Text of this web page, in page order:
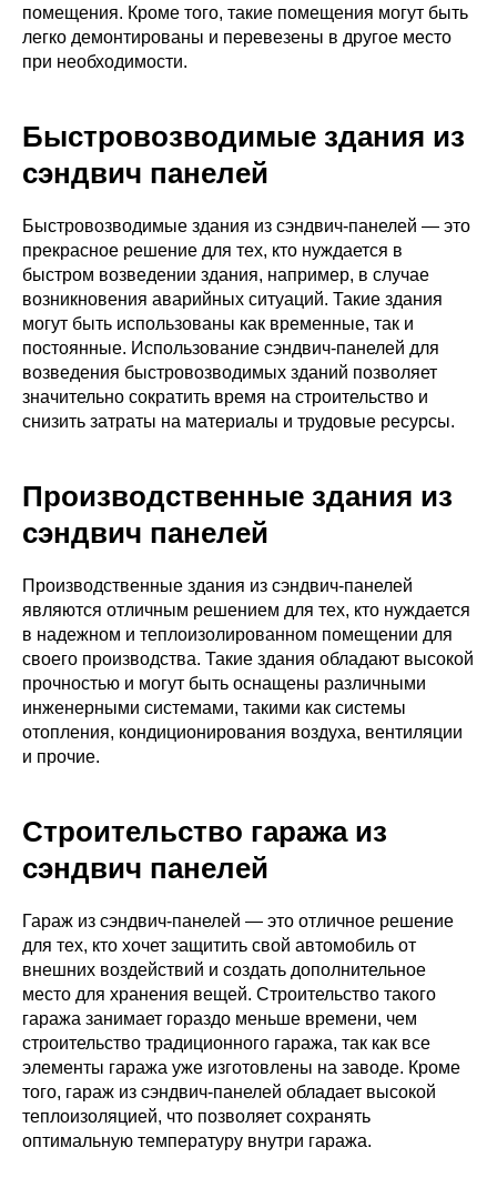
помещения. Кроме того, такие помещения могут быть
легко демонтированы и перевезены в другое место
при необходимости.
Быстровозводимые здания из
сэндвич панелей
Быстровозводимые здания из сэндвич-панелей — это
прекрасное решение для тех, кто нуждается в
быстром возведении здания, например, в случае
возникновения аварийных ситуаций. Такие здания
могут быть использованы как временные, так и
постоянные. Использование сэндвич-панелей для
возведения быстровозводимых зданий позволяет
значительно сократить время на строительство и
снизить затраты на материалы и трудовые ресурсы.
Производственные здания из
сэндвич панелей
Производственные здания из сэндвич-панелей
являются отличным решением для тех, кто нуждается
в надежном и теплоизолированном помещении для
своего производства. Такие здания обладают высокой
прочностью и могут быть оснащены различными
инженерными системами, такими как системы
отопления, кондиционирования воздуха, вентиляции
и прочие.
Строительство гаража из
сэндвич панелей
Гараж из сэндвич-панелей — это отличное решение
для тех, кто хочет защитить свой автомобиль от
внешних воздействий и создать дополнительное
место для хранения вещей. Строительство такого
гаража занимает гораздо меньше времени, чем
строительство традиционного гаража, так как все
элементы гаража уже изготовлены на заводе. Кроме
того, гараж из сэндвич-панелей обладает высокой
теплоизоляцией, что позволяет сохранять
оптимальную температуру внутри гаража.